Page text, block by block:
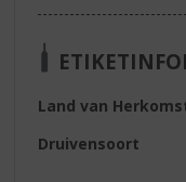
Land van
Druivensoort